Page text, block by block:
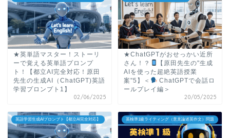
★英単語マスター！ストーリ
ーで覚える英単語プロンプ
ト！【都立AI完全対応！原田
先生の生成AI（ChatGPT)英語
学習プロンプト1】
02/06/2025
★ChatGPTがおせっかい近所
さん！？
【原田先生の"生成
AIを使った超絶英語授業
案"5】＜
ChatGPTで会話ロ
ールプレイ編＞
20/05/2025
英語学習生成AIプロンプト【都立AI完全対応】 英検準1級ライティング（意見論述英作文）問題